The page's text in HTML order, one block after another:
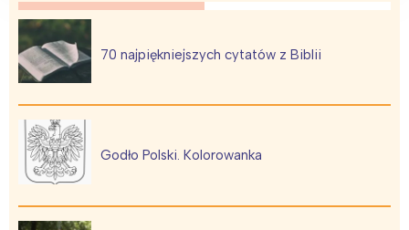
70 najpiękniejszych cytatów z Biblii
Godło Polski. Kolorowanka